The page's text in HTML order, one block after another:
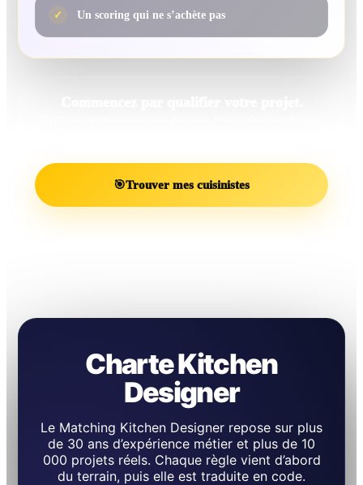
✓ Un scoring qui ne s’achète pas
🎯Trouver mes cuisinistes
Charte Kitchen
Designer
Le Matching Kitchen Designer repose sur plus
de 30 ans d’expérience métier et plus de 10
000 projets réels. Chaque règle vient d’abord
du terrain, puis elle est traduite en code.